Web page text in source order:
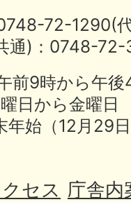
0748-72-
通)：0748-
前9時から午
日から金曜日
年始（12月29
セス 庁舎内